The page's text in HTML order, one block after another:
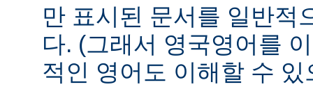
만 표시된 문서를 일반적
다. (그래서 영국영어를
적인 영어도 이해할 수